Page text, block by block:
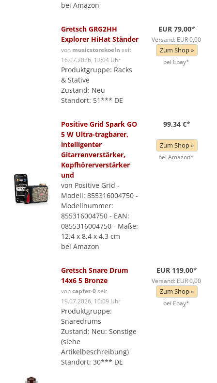
bei Amazon
Gretsch GRG2HH
Explorer HiHat Ständer
von musicstorekoeln seit
16.07.2026, 13:04 Uhr
Produktgruppe: Racks
& Stative
Zustand: Neu
Standort: 51*** DE
EUR 79,00*
Versand: EUR 0,00
Zum Shop »
bei Ebay*
Positive Grid Spark GO
5 W Ultra-tragbarer,
intelligenter
Gitarrenverstärker,
Kopfhörerverstärker
und
von Positive Grid -
Modell: 855316004750 -
Modellnummer:
855316004750 - EAN:
0855316004750 - Maße:
12,4 x 8,4 x 4,3 cm
bei Amazon
99,34 €*
Zum Shop »
bei Amazon*
Gretsch Snare Drum
14x6 5 Bronze
voncapfet-0seit
19.07.2026, 10:09 Uhr
Produktgruppe:
Snaredrums
Zustand: Neu: Sonstige
(siehe
Artikelbeschreibung)
Standort: 30*** DE
EUR 119,00*
Versand: EUR 0,00
Zum Shop »
bei Ebay*